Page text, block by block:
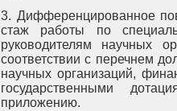
3. Дифференцированное
стаж работы по
руководителям научных
соответствии с перечнем
научных организаций,
государственными
приложению.